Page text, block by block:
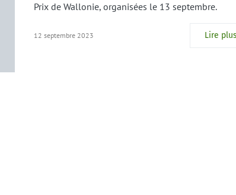
Prix de Wallonie, organisées le 13 septembre.
12 septembre 2023 Lire plus